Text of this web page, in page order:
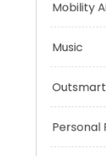
Mindset
Mobility Aid
Music